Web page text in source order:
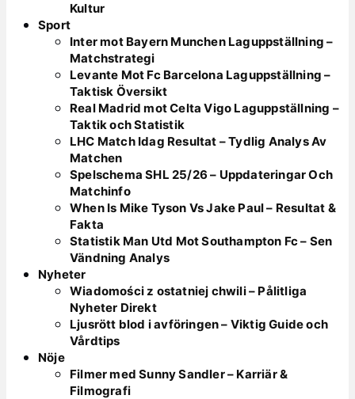
Kultur
Sport
Inter mot Bayern Munchen Laguppställning –
Matchstrategi
Levante Mot Fc Barcelona Laguppställning –
Taktisk Översikt
Real Madrid mot Celta Vigo Laguppställning –
Taktik och Statistik
LHC Match Idag Resultat – Tydlig Analys Av
Matchen
Spelschema SHL 25/26 – Uppdateringar Och
Matchinfo
When Is Mike Tyson Vs Jake Paul – Resultat &
Fakta
Statistik Man Utd Mot Southampton Fc – Sen
Vändning Analys
Nyheter
Wiadomości z ostatniej chwili – Pålitliga
Nyheter Direkt
Ljusrött blod i avföringen – Viktig Guide och
Vårdtips
Nöje
Filmer med Sunny Sandler – Karriär &
Filmografi